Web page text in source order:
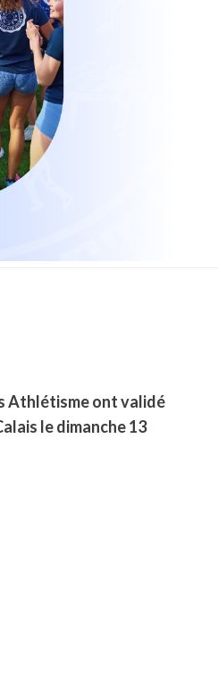
Athlétisme ont validé
le dimanche 13